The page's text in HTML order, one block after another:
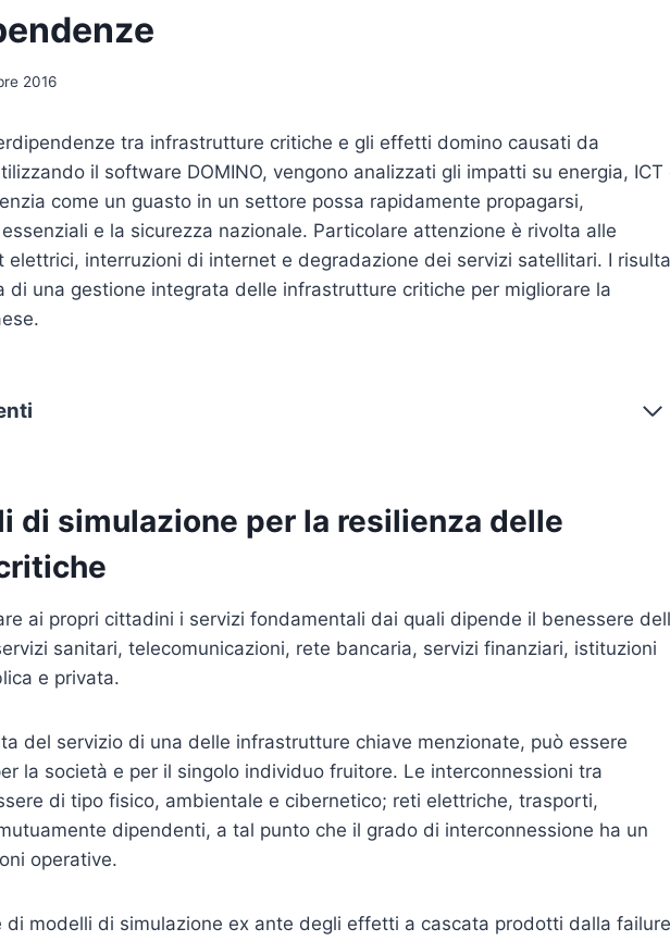
2016
tra infrastrutture critiche e gli effetti domino causati da
il software DOMINO, vengono analizzati gli impatti su energia, ICT
come un guasto in un settore possa rapidamente propagarsi,
e la sicurezza nazionale. Particolare attenzione è rivolta alle
elettrici, interruzioni di internet e degradazione dei servizi satellitari. I
di una gestione integrata delle infrastrutture critiche per migliorare la
di simulazione per la resilienza delle
ai propri cittadini i servizi fondamentali dai quali dipende il benessere
sanitari, telecomunicazioni, rete bancaria, servizi finanziari, istituzioni
e privata.
del servizio di una delle infrastrutture chiave menzionate, può essere
la società e per il singolo individuo fruitore. Le interconnessioni tra
di tipo fisico, ambientale e cibernetico; reti elettriche, trasporti,
dipendenti, a tal punto che il grado di interconnessione ha un
operative.
di modelli di simulazione ex ante degli effetti a cascata prodotti dalla failure